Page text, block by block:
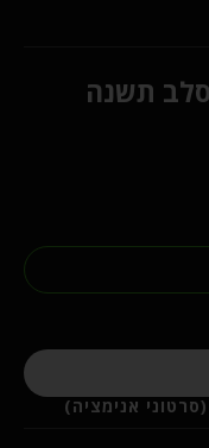
תשנה
אנימציה)